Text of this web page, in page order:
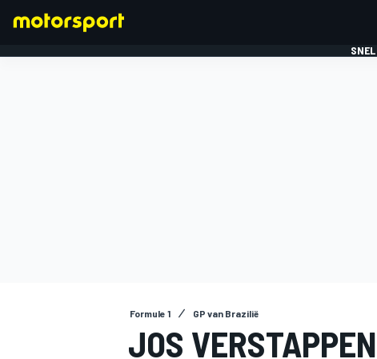
Formule 1 GP van Brazilië
JOS